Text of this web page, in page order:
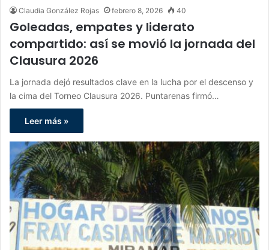
Claudia González Rojas febrero 8, 2026 40
Goleadas, empates y liderato
compartido: así se movió la jornada del
Clausura 2026
La jornada dejó resultados clave en la lucha por el descenso y
la cima del Torneo Clausura 2026. Puntarenas firmó…
Leer más »